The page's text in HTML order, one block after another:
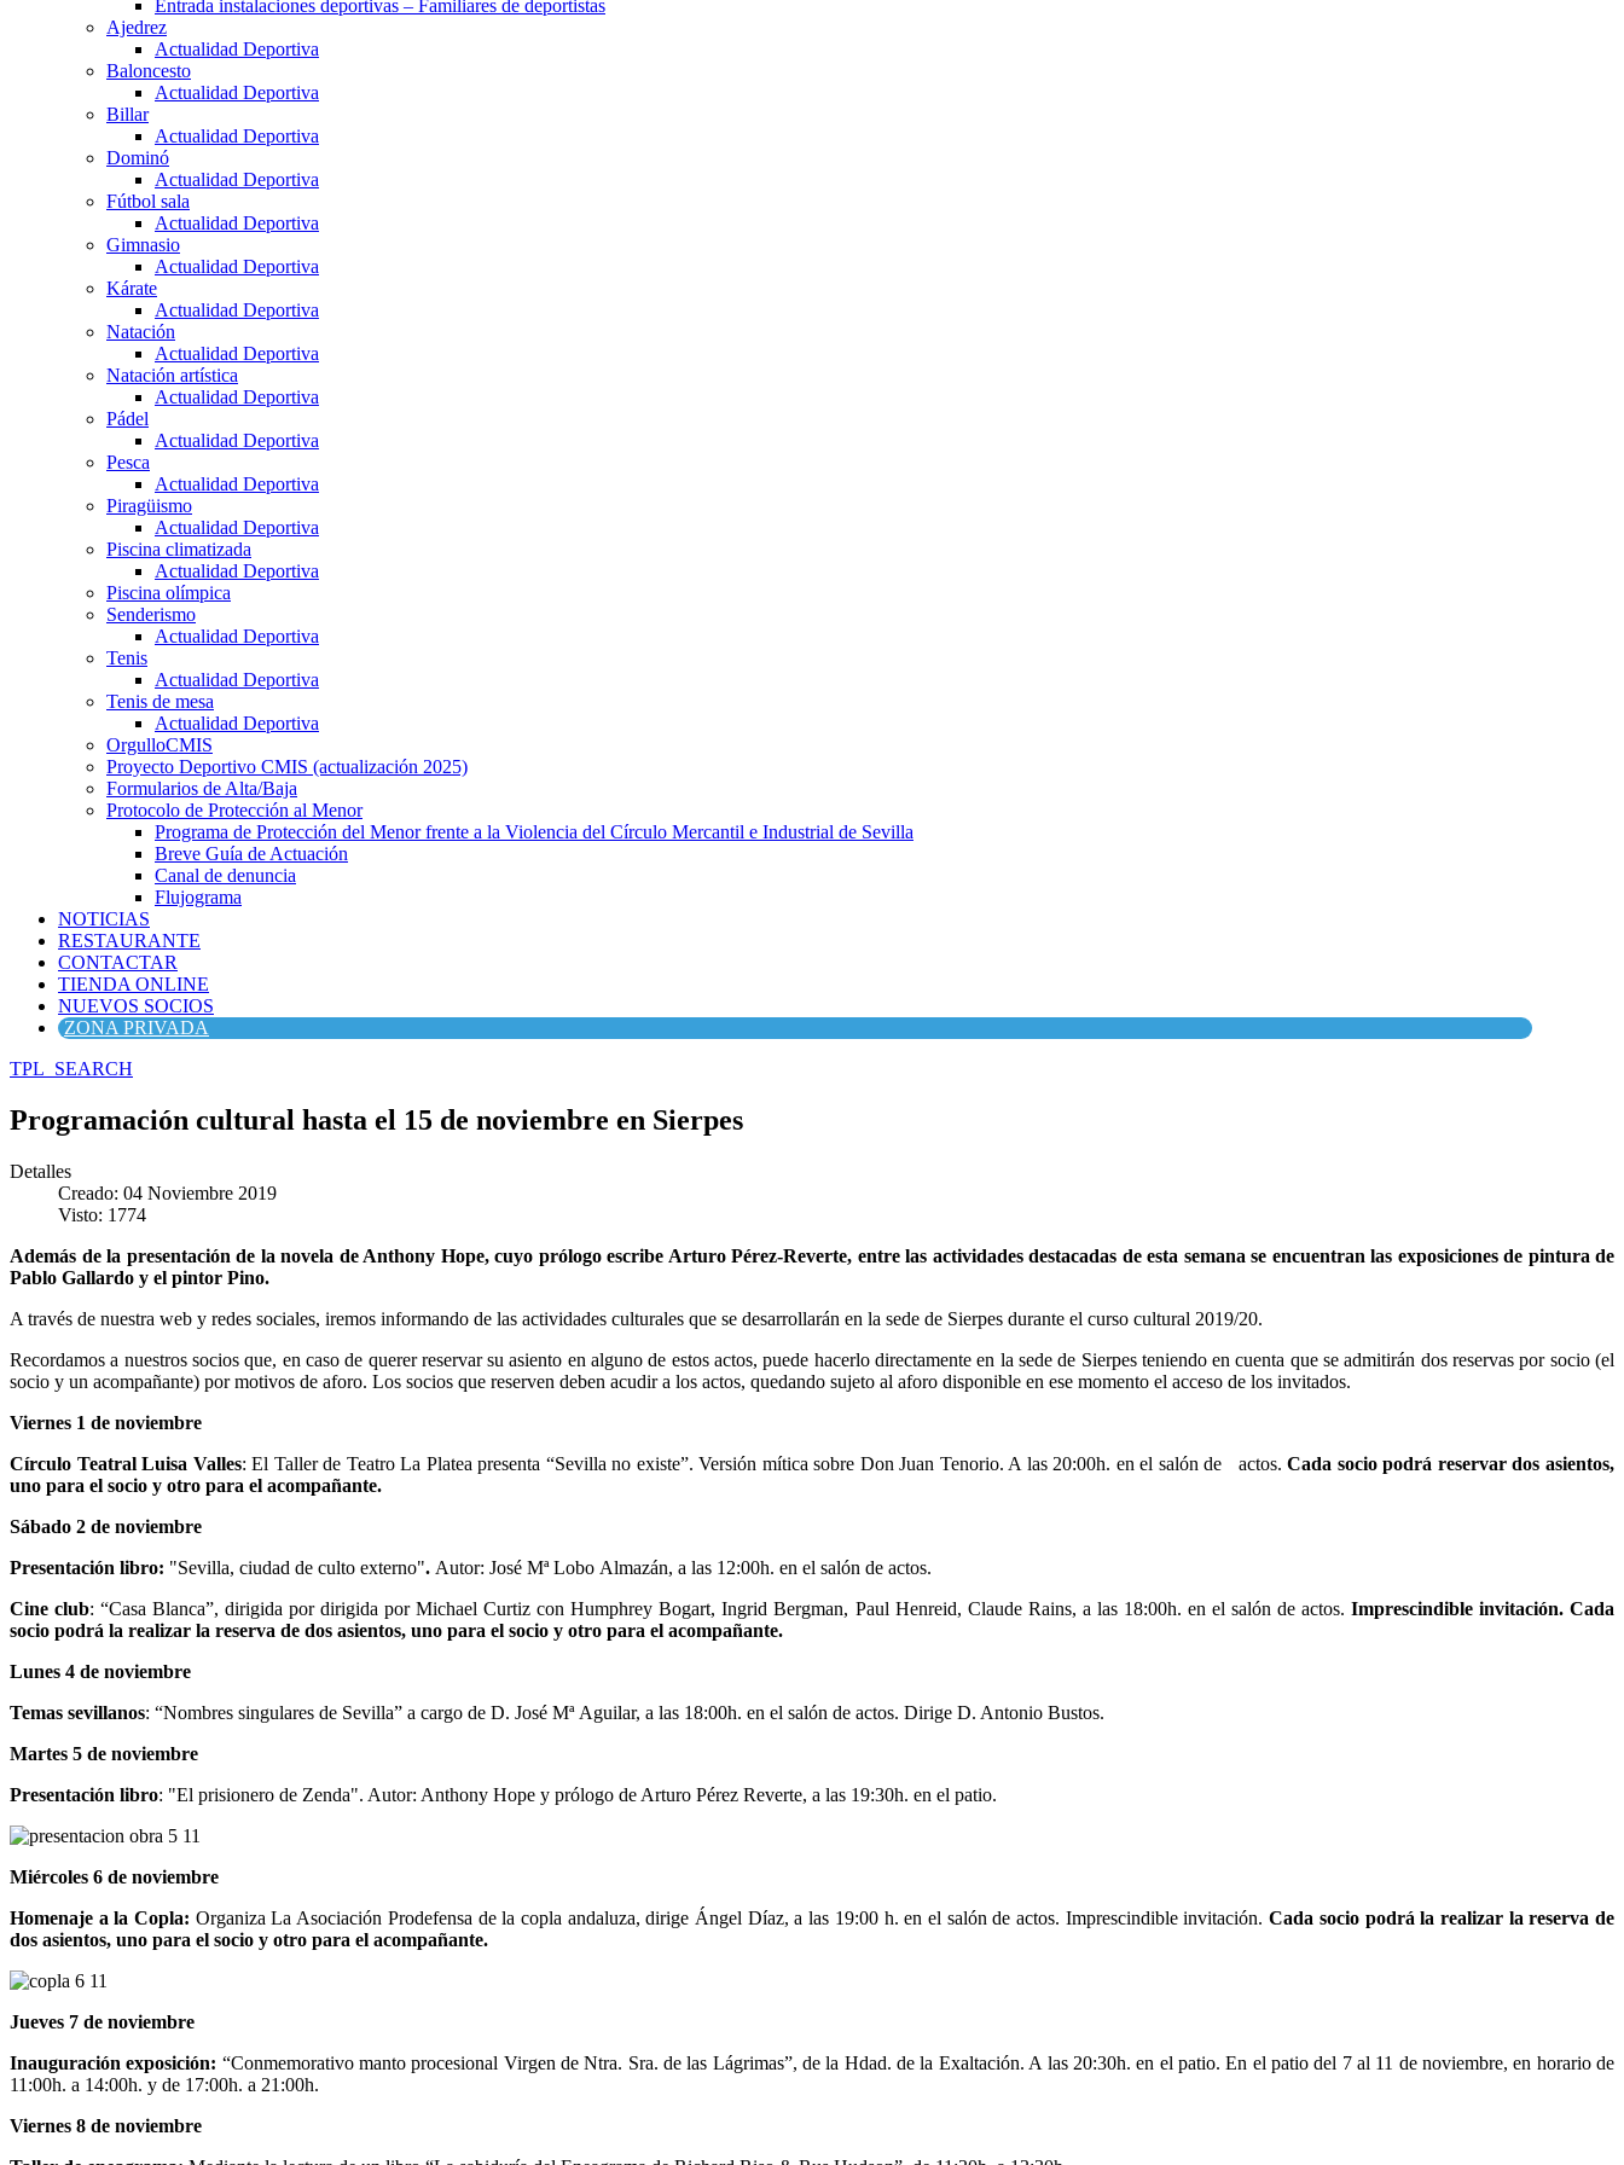
Entrada instalaciones deportivas – Familiares de deportistas
Ajedrez
Actualidad Deportiva
Baloncesto
Actualidad Deportiva
Billar
Actualidad Deportiva
Dominó
Actualidad Deportiva
Fútbol sala
Actualidad Deportiva
Gimnasio
Actualidad Deportiva
Kárate
Actualidad Deportiva
Natación
Actualidad Deportiva
Natación artística
Actualidad Deportiva
Pádel
Actualidad Deportiva
Pesca
Actualidad Deportiva
Piragüismo
Actualidad Deportiva
Piscina climatizada
Actualidad Deportiva
Piscina olímpica
Senderismo
Actualidad Deportiva
Tenis
Actualidad Deportiva
Tenis de mesa
Actualidad Deportiva
OrgulloCMIS
Proyecto Deportivo CMIS (actualización 2025)
Formularios de Alta/Baja
Protocolo de Protección al Menor
Programa de Protección del Menor frente a la Violencia del Círculo Mercantil e Industrial de Sevilla
Breve Guía de Actuación
Canal de denuncia
Flujograma
NOTICIAS
RESTAURANTE
CONTACTAR
TIENDA ONLINE
NUEVOS SOCIOS
ZONA PRIVADA
TPL_SEARCH
Programación cultural hasta el 15 de noviembre en Sierpes
Detalles
Creado: 04 Noviembre 2019
Visto: 1774
Además de la presentación de la novela de Anthony Hope, cuyo prólogo escribe Arturo Pérez-Reverte, entre las actividades destacadas de esta semana se encuentran las exposiciones de pintura de
Pablo Gallardo y el pintor Pino.
A través de nuestra web y redes sociales, iremos informando de las actividades culturales que se desarrollarán en la sede de Sierpes durante el curso cultural 2019/20.
Recordamos a nuestros socios que, en caso de querer reservar su asiento en alguno de estos actos, puede hacerlo directamente en la sede de Sierpes teniendo en cuenta que se admitirán dos reservas por socio (el
socio y un acompañante) por motivos de aforo. Los socios que reserven deben acudir a los actos, quedando sujeto al aforo disponible en ese momento el acceso de los invitados.
Viernes 1 de noviembre
Círculo Teatral Luisa Valles: El Taller de Teatro La Platea presenta “Sevilla no existe”. Versión mítica sobre Don Juan Tenorio. A las 20:00h. en el salón de actos.Cada socio podrá reservar dos asientos,
uno para el socio y otro para el acompañante.
Sábado 2 de noviembre
Presentación libro: "Sevilla, ciudad de culto externo". Autor: José Mª Lobo Almazán, a las 12:00h. en el salón de actos.
Cine club: “Casa Blanca”, dirigida por dirigida por Michael Curtiz con Humphrey Bogart, Ingrid Bergman, Paul Henreid, Claude Rains, a las 18:00h. en el salón de actos. Imprescindible invitación. Cada
socio podrá la realizar la reserva de dos asientos, uno para el socio y otro para el acompañante.
Lunes 4 de noviembre
Temas sevillanos: “Nombres singulares de Sevilla” a cargo de D. José Mª Aguilar, a las 18:00h. en el salón de actos. Dirige D. Antonio Bustos.
Martes 5 de noviembre
Presentación libro: "El prisionero de Zenda". Autor: Anthony Hope y prólogo de Arturo Pérez Reverte, a las 19:30h. en el patio.
Miércoles 6 de noviembre
Homenaje a la Copla: Organiza La Asociación Prodefensa de la copla andaluza, dirige Ángel Díaz, a las 19:00 h. en el salón de actos. Imprescindible invitación.Cada socio podrá la realizar la reserva de
dos asientos, uno para el socio y otro para el acompañante.
Jueves 7 de noviembre
Inauguración exposición: “Conmemorativo manto procesional Virgen de Ntra. Sra. de las Lágrimas”, de la Hdad. de la Exaltación. A las 20:30h. en el patio. En el patio del 7 al 11 de noviembre, en horario de
11:00h. a 14:00h. y de 17:00h. a 21:00h.
Viernes 8 de noviembre